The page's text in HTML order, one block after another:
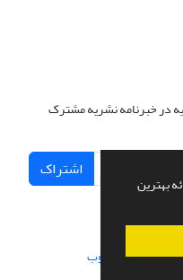
بهترین
در خبرنامه نشریه مشترک
اشتراک
سازی از سیناوب